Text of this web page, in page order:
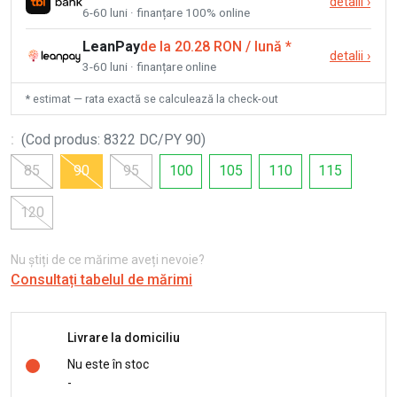
6-60 luni · finanțare 100% online
LeanPayde la 20.28 RON / lună *
3-60 luni · finanțare online
detalii ›
* estimat — rata exactă se calculează la check-out
: (Cod produs: 8322 DC/PY 90)
85
90 95 100 105 110 115
120
Nu știți de ce mărime aveți nevoie?
Consultați tabelul de mărimi
Livrare la domiciliu
Nu este în stoc
-